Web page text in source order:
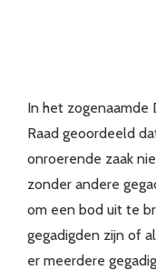
In het zogenaamde
Raad geoordeeld
onroerende zaak
zonder andere
om een bod uit te
gegadigden zijn of
er meerdere